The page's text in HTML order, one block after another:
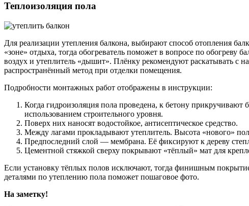
Теплоизоляция пола
Для реализации утепления балкона, выбирают способ отопления
«зоне» отдыха, тогда обогреватель поможет в вопросе по обогреву
воздух и утеплитель «дышит». Плёнку рекомендуют раскатывать с
распространённый метод при отделки помещения.
Подробности монтажных работ отображены в инструкции:
Когда гидроизоляция пола проведена, к бетону
использованием строительного уровня.
Поверх них наносят водостойкое, антисептическое средство.
Между лагами прокладывают утеплитель. Высота «нового»
Предпоследний слой — мембрана. Её фиксируют к дереву
Цементной стяжкой сверху покрывают «тёплый» мат для
Если установку тёплых полов исключают, тогда финишным
деталями по утеплению пола поможет пошаговое фото.
На заметку!